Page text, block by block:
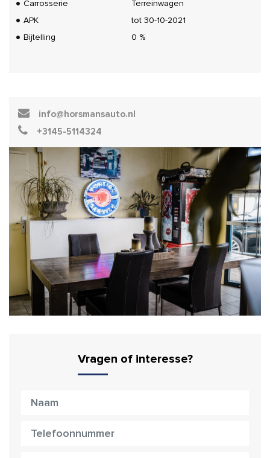
Carrosserie
Terreinwagen
APK
tot 30-10-2021
Bijtelling
0 %
info@horsmansauto.nl
+3145-5114324
Vragen of interesse?